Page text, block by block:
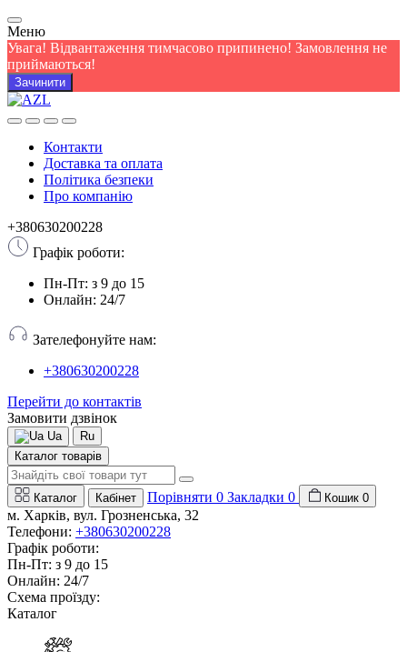
Меню
Увага! Відвантаження тимчасово припинено! Замовлення не
приймаються!
Зачинити
Контакти
Доставка та оплата
Політика безпеки
Про компанію
+380630200228
Графік роботи:
Пн-Пт: з 9 до 15
Онлайн: 24/7
Зателефонуйте нам:
+380630200228
Перейти до контактів
Замовити дзвінок
Ua
Ru
Каталог товарів
Каталог Кабінет Порівняти 0 Закладки 0 Кошик 0
м. Харків, вул. Грозненська, 32
Телефони: +380630200228
Графік роботи:
Пн-Пт: з 9 до 15
Онлайн: 24/7
Схема проїзду:
Каталог